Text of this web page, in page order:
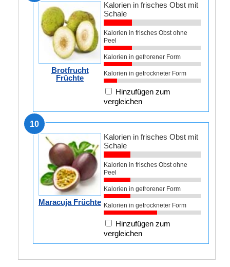
Brotfrucht
Früchte
Kalorien in frisches Obst mit
Schale
Kalorien in frisches Obst ohne
Peel
Kalorien in gefrorener Form
Kalorien in getrockneter Form
Hinzufügen zum
vergleichen
10
Maracuja Früchte
Kalorien in frisches Obst mit
Schale
Kalorien in frisches Obst ohne
Peel
Kalorien in gefrorener Form
Kalorien in getrockneter Form
Hinzufügen zum
vergleichen